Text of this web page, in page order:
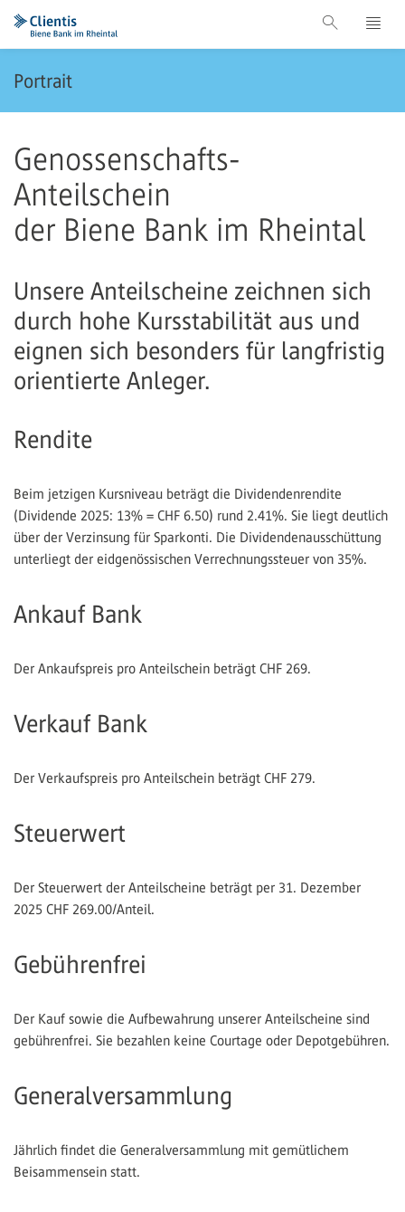
Portrait
Genossenschafts-
Anteilschein
der Biene Bank im Rheintal
Unsere Anteilscheine zeichnen sich
durch hohe Kursstabilität aus und
eignen sich besonders für langfristig
orientierte Anleger.
Rendite
Beim jetzigen Kursniveau beträgt die Dividendenrendite
(Dividende 2025: 13% = CHF 6.50) rund 2.41%. Sie liegt deutlich
über der Verzinsung für Sparkonti. Die Dividendenausschüttung
unterliegt der eidgenössischen Verrechnungssteuer von 35%.
Ankauf Bank
Der Ankaufspreis pro Anteilschein beträgt CHF 269.
Verkauf Bank
Der Verkaufspreis pro Anteilschein beträgt CHF 279.
Steuerwert
Der Steuerwert der Anteilscheine beträgt per 31. Dezember
2025 CHF 269.00/Anteil.
Gebührenfrei
Der Kauf sowie die Aufbewahrung unserer Anteilscheine sind
gebührenfrei. Sie bezahlen keine Courtage oder Depotgebühren.
Generalversammlung
Jährlich findet die Generalversammlung mit gemütlichem
Beisammensein statt.